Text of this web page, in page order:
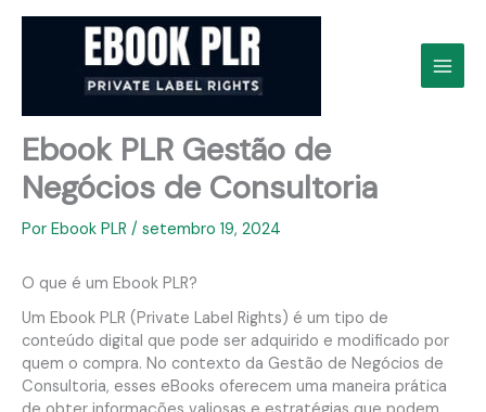
Ebook PLR Gestão de
Negócios de Consultoria
Por Ebook PLR / setembro 19, 2024
O que é um Ebook PLR?
Um Ebook PLR (Private Label Rights) é um tipo de
conteúdo digital que pode ser adquirido e modificado por
quem o compra. No contexto da Gestão de Negócios de
Consultoria, esses eBooks oferecem uma maneira prática